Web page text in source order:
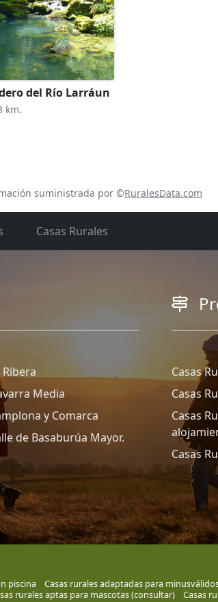
del Río Larráun
km.
suministrada por ©RuralesData.com
Casas Rurales
Ribera
Media
y Comarca
de Basaburúa Mayor.
Casas
Casas
Casas
Casas
piscina Casas rurales adaptadas para
rurales aptas para mascotas (consultar)
Casas